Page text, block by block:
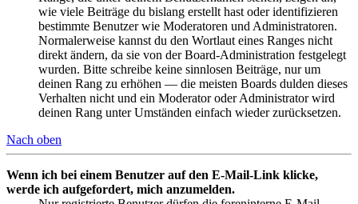
wie viele Beiträge du bislang erstellt hast oder identifizieren
bestimmte Benutzer wie Moderatoren und Administratoren.
Normalerweise kannst du den Wortlaut eines Ranges nicht
direkt ändern, da sie von der Board-Administration festgelegt
wurden. Bitte schreibe keine sinnlosen Beiträge, nur um
deinen Rang zu erhöhen — die meisten Boards dulden dieses
Verhalten nicht und ein Moderator oder Administrator wird
deinen Rang unter Umständen einfach wieder zurücksetzen.
Nach oben
Wenn ich bei einem Benutzer auf den E-Mail-Link klicke,
werde ich aufgefordert, mich anzumelden.